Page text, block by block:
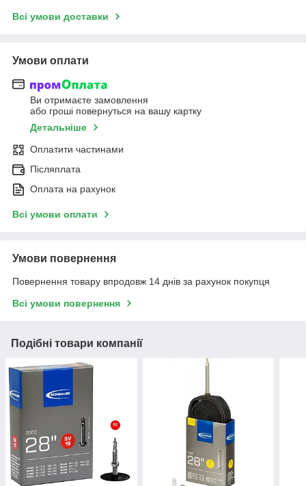
Всі умови доставки
Умови оплати
Ви отримаєте замовлення
або гроші повернуться на вашу картку
Детальніше
Оплатити частинами
Післяплата
Оплата на рахунок
Всі умови оплати
Умови повернення
Повернення товару впродовж 14 днів за рахунок покупця
Всі умови повернення
Подібні товари компанії